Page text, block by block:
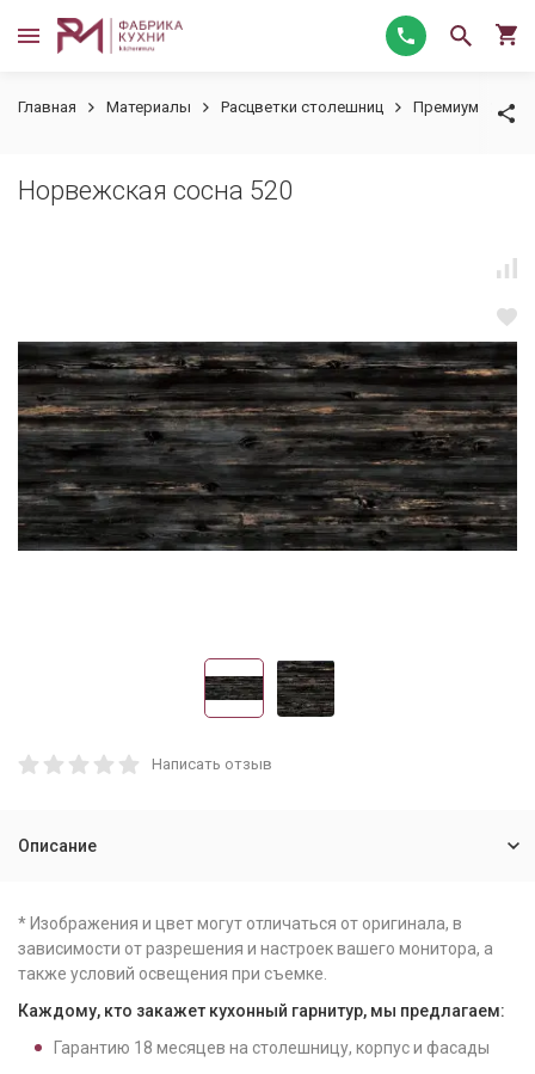
Главная Материалы Расцветки столешниц Премиум
Норвежская сосна 520
Написать отзыв
Описание
* Изображения и цвет могут отличаться от оригинала, в
зависимости от разрешения и настроек вашего монитора, а
также условий освещения при съемке.
Каждому, кто закажет кухонный гарнитур, мы предлагаем:
Гарантию 18 месяцев на столешницу, корпус и фасады